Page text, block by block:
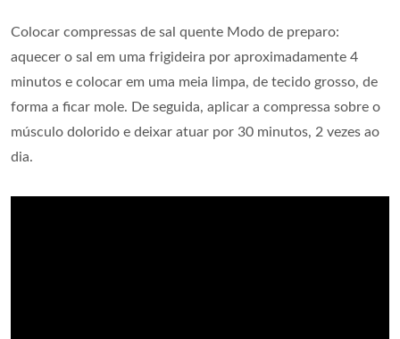
Colocar compressas de sal quente Modo de preparo:
aquecer o sal em uma frigideira por aproximadamente 4
minutos e colocar em uma meia limpa, de tecido grosso, de
forma a ficar mole. De seguida, aplicar a compressa sobre o
músculo dolorido e deixar atuar por 30 minutos, 2 vezes ao
dia.